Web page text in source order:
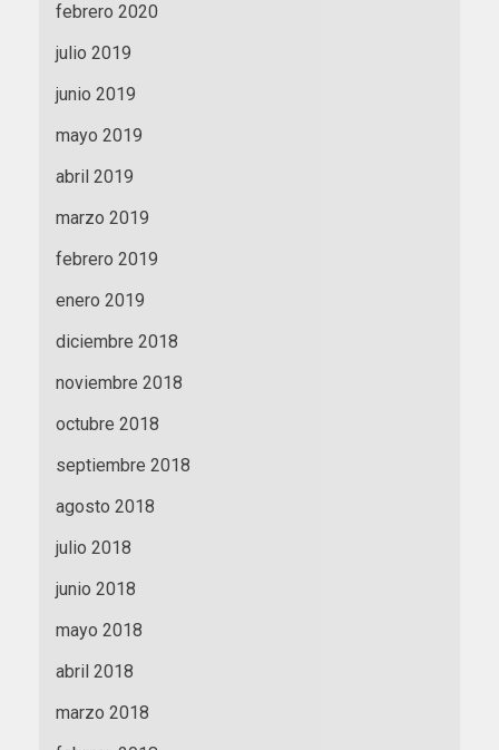
febrero 2020
julio 2019
junio 2019
mayo 2019
abril 2019
marzo 2019
febrero 2019
enero 2019
diciembre 2018
noviembre 2018
octubre 2018
septiembre 2018
agosto 2018
julio 2018
junio 2018
mayo 2018
abril 2018
marzo 2018